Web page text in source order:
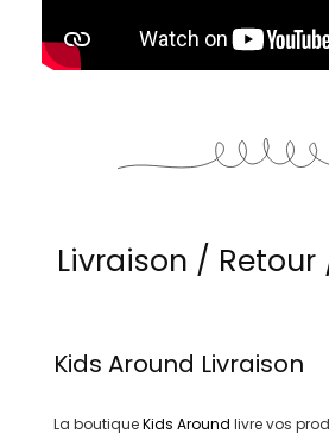
Livraison /
Kids Around Livraison
La boutiqueKids Around livre vos